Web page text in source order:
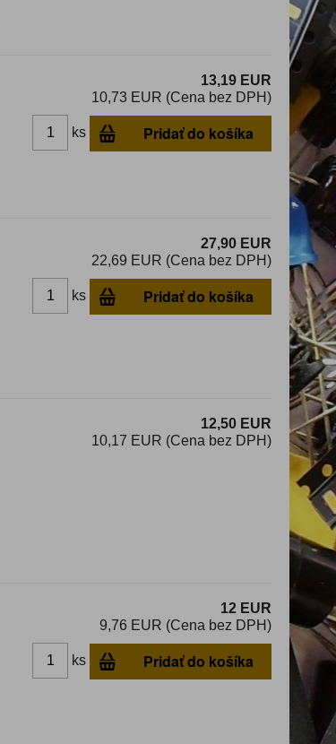
13,19 EUR
10,73 EUR (Cena bez DPH)
ks Pridať do košíka
27,90 EUR
22,69 EUR (Cena bez DPH)
ks Pridať do košíka
12,50 EUR
10,17 EUR (Cena bez DPH)
12 EUR
9,76 EUR (Cena bez DPH)
ks Pridať do košíka